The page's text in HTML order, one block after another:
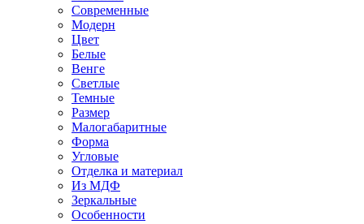
Современные
Модерн
Цвет
Белые
Венге
Светлые
Темные
Размер
Малогабаритные
Форма
Угловые
Отделка и материал
Из МДФ
Зеркальные
Особенности